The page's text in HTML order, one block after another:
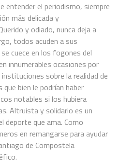
entender el periodismo, siempre
más delicada y
y odiado, nunca deja a
todos acuden a sus
cuece en los fogones del
innumerables ocasiones por
sobre la realidad de
bien le podrían haber
notables si los hubiera
Altruista y solidario es un
deporte que ama. Como
en remangarse para ayudar
de Compostela